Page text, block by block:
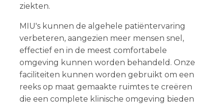
ziekten.
MIU's kunnen de algehele patiëntervaring
verbeteren, aangezien meer mensen snel,
effectief en in de meest comfortabele
omgeving kunnen worden behandeld. Onze
faciliteiten kunnen worden gebruikt om een
reeks op maat gemaakte ruimtes te creëren
die een complete klinische omgeving bieden